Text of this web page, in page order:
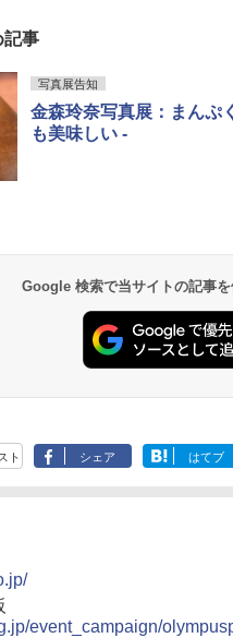
記事
写真展告知
金森玲奈写真展：まんぷ
も美味しい -
Google 検索で当サイトの記事
ト シェア はてブ
event_campaign/